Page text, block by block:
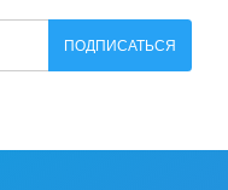
ПОДПИСАТЬСЯ